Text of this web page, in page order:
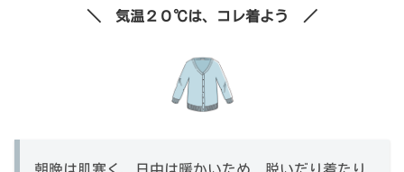
＼ 気温２０℃は、コレ着よう ／